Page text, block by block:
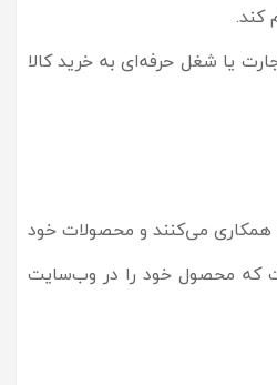
کند.
یا شغل حرفه‌ای به خرید کالا
همکاری می‌کنند و محصولات خود
که محصول خود را در وب‌سایت